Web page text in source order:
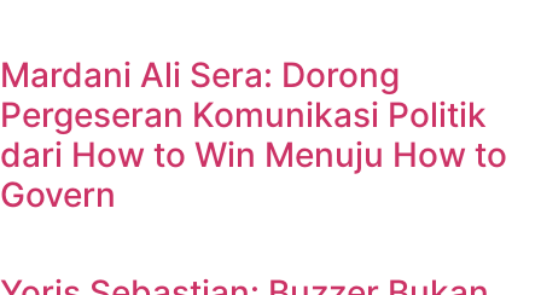
Mardani Ali Sera: Dorong
Pergeseran Komunikasi Politik
dari How to Win Menuju How to
Govern